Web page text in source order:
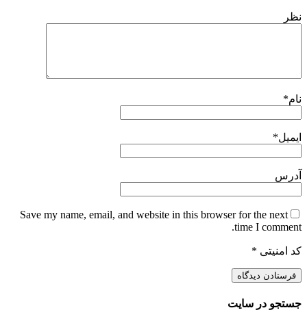
نظر
نام*
ایمیل*
آدرس
Save my name, email, and website in this browser for the next
time I comment.
کد امنیتی *
جستجو در سایت